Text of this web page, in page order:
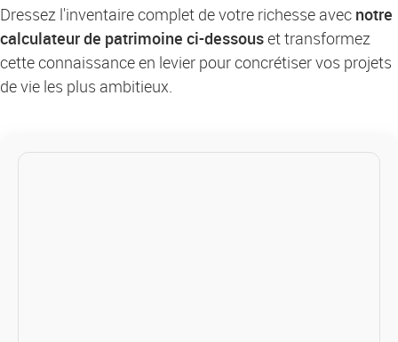
Dressez l'inventaire complet de votre richesse avec notre
calculateur de patrimoine ci-dessouset transformez
cette connaissance en levier pour concrétiser vos projets
de vie les plus ambitieux.